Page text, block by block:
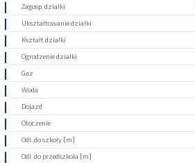
Zagosp. działki
Ukształtowanie działki
Kształt działki
Ogrodzenie działki
Gaz
Woda
Dojazd
Otoczenie
Odl. do szkoły [m]
Odl. do przedszkola [m]